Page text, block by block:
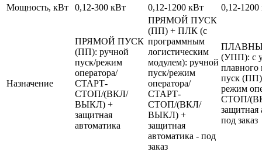
Мощность, кВт
0,12-300 кВт 0,12-1200 кВт 0,12-1200
Назначение
ПРЯМОЙ ПУСК
(ПП): ручной
пуск/режим
оператора/
СТАРТ-
СТОП/(ВКЛ/
ВЫКЛ) +
защитная
автоматика
ПРЯМОЙ ПУСК
(ПП) + ПЛК (с
программным
логистическим
модулем): ручной
пуск/режим
оператора/
СТАРТ-
СТОП/(ВКЛ/
ВЫКЛ) +
защитная
автоматика - под
заказ
(УПП): с
плавного
пуск
режим
СТОП/
защитная
под заказ